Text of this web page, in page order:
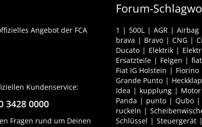
Angebot der FCA
Kundenservice:
3428 0000
Fragen rund um Deinen
Forum-
1 500L AGR Airbag
brava
Bravo CNG
Ducato
Elektrik
Ersatzteile
Felgen fiat
Fiat IG Holstein
Fiorino
Grande Punto
Idea
kupplung Motor
Panda
punto Qubo
ruckeln
Schlüssel
Steuergerät